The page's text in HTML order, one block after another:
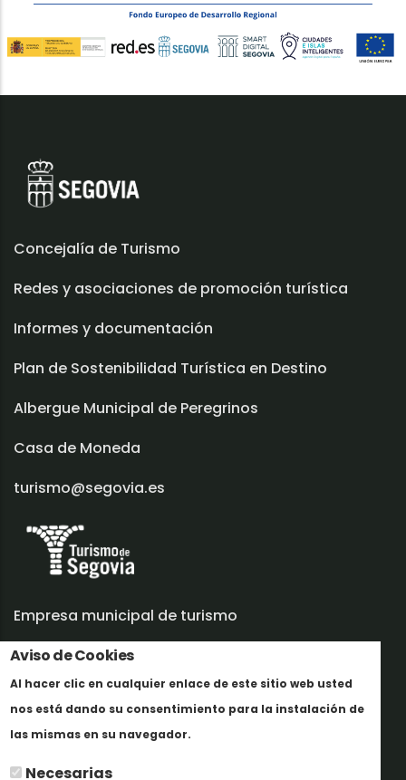
Aviso de Cookies
Al hacer clic en cualquier enlace de este sitio web usted
nos está dando su consentimiento para la instalación de
las mismas en su navegador.
Necesarias
Concejalía de Turismo
Redes y asociaciones de promoción turística
Informes y documentación
Plan de Sostenibilidad Turística en Destino
Albergue Municipal de Peregrinos
Casa de Moneda
turismo@segovia.es
Empresa municipal de turismo
Trabaja con nosotros
Informes y documentación
Perfil del contratante
Oficinas de Turismo